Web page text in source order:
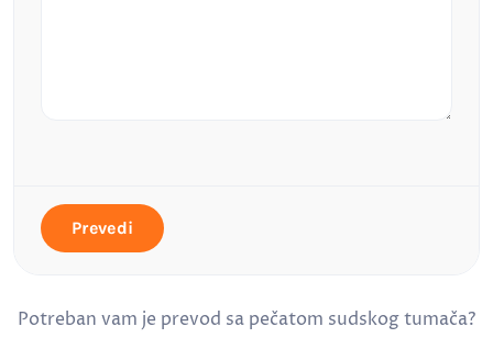
Prevedi
Potreban vam je prevod sa pečatom sudskog tumača?